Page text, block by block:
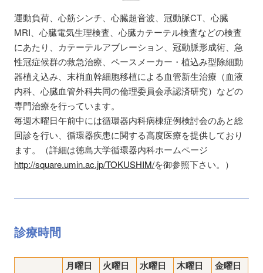
運動負荷、心筋シンチ、心臓超音波、冠動脈CT、心臓
MRI、心臓電気生理検査、心臓カテーテル検査などの検査
にあたり、カテーテルアブレーション、冠動脈形成術、急
性冠症候群の救急治療、ペースメーカー・植込み型除細動
器植え込み、末梢血幹細胞移植による血管新生治療（血液
内科、心臓血管外科共同の倫理委員会承認済研究）などの
専門治療を行っています。
毎週木曜日午前中には循環器内科病棟症例検討会のあと総
回診を行い、循環器疾患に関する高度医療を提供しており
ます。（詳細は徳島大学循環器内科ホームページ
http://square.umin.ac.jp/TOKUSHIM/を御参照下さい。）
診療時間
月曜日 火曜日 水曜日 木曜日 金曜日